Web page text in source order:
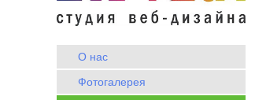
О нас
Фотогалерея